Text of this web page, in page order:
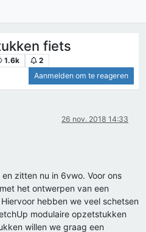
fiets
1.6k
2
Aanmelden om te reageren
26 nov. 2018 14:33
zitten nu in 6vwo. Voor ons
het ontwerpen van een
hebben we veel schetsen
modulaire opzetstukken
willen we graag een